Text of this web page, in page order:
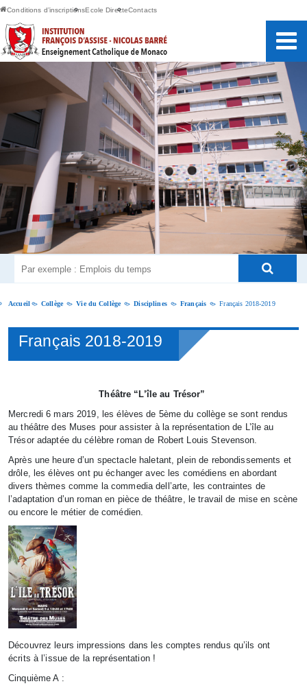
Conditions d’inscriptionsEcole DirecteContacts
Accueil > Collège > Vie du Collège > Disciplines > Français > Français 2018-2019
Français 2018-2019
Théâtre “L’île au Trésor”
Mercredi 6 mars 2019, les élèves de 5ème du collège se sont rendus
au théâtre des Muses pour assister à la représentation de L’île au
Trésor adaptée du célèbre roman de Robert Louis Stevenson.
Après une heure d’un spectacle haletant, plein de rebondissements et
drôle, les élèves ont pu échanger avec les comédiens en abordant
divers thèmes comme la commedia dell’arte, les contraintes de
l’adaptation d’un roman en pièce de théâtre, le travail de mise en scène
ou encore le métier de comédien.
Découvrez leurs impressions dans les comptes rendus qu’ils ont
écrits à l’issue de la représentation !
Cinquième A :